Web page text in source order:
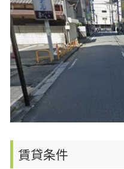
賃貸条件